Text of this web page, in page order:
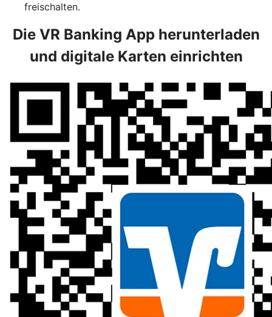
freischalten.
Die VR Banking App herunterladen
und digitale Karten einrichten